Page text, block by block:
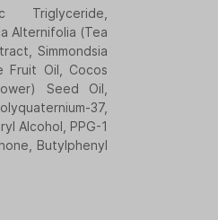
Triglyceride,
Alternifolia (Tea
Simmondsia
Fruit Oil, Cocos
Seed Oil,
37,
Alcohol, PPG-1
Butylphenyl